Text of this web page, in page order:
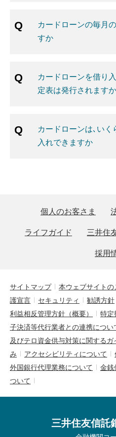
カードローンの毎月
すか
カードローンを借り
定表は発行されますか
カードローンは､いく
入れできますか
個人のお客さま
ライフガイド
三井住
採用
サイトマップ 本ウェブサイト
護宣言
セキュリティ 勧誘方針
利益相反管理方針（概要）
特定
子決済等代行業者との連携につい
及びテロ資金供与対策に関する
み
アクセシビリティについて
外国銀行代理業務について
金銭
ついて
三井住友信託